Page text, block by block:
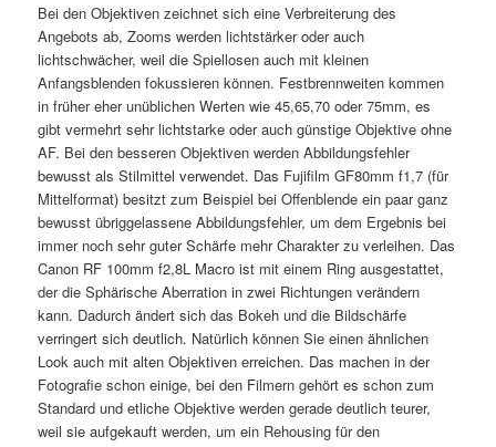
Bei den Objektiven zeichnet sich eine Verbreiterung des
Angebots ab, Zooms werden lichtstärker oder auch
lichtschwächer, weil die Spiellosen auch mit kleinen
Anfangsblenden fokussieren können. Festbrennweiten kommen
in früher eher unüblichen Werten wie 45,65,70 oder 75mm, es
gibt vermehrt sehr lichtstarke oder auch günstige Objektive ohne
AF. Bei den besseren Objektiven werden Abbildungsfehler
bewusst als Stilmittel verwendet. Das Fujifilm GF80mm f1,7 (für
Mittelformat) besitzt zum Beispiel bei Offenblende ein paar ganz
bewusst übriggelassene Abbildungsfehler, um dem Ergebnis bei
immer noch sehr guter Schärfe mehr Charakter zu verleihen. Das
Canon RF 100mm f2,8L Macro ist mit einem Ring ausgestattet,
der die Sphärische Aberration in zwei Richtungen verändern
kann. Dadurch ändert sich das Bokeh und die Bildschärfe
verringert sich deutlich. Natürlich können Sie einen ähnlichen
Look auch mit alten Objektiven erreichen. Das machen in der
Fotografie schon einige, bei den Filmern gehört es schon zum
Standard und etliche Objektive werden gerade deutlich teurer,
weil sie aufgekauft werden, um ein Rehousing für den